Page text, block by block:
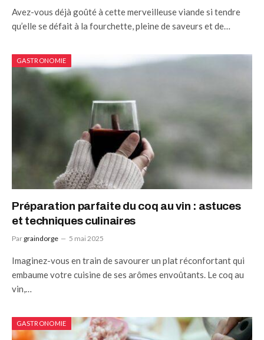
Avez-vous déjà goûté à cette merveilleuse viande si tendre
qu’elle se défait à la fourchette, pleine de saveurs et de…
GASTRONOMIE
Préparation parfaite du coq au vin : astuces
et techniques culinaires
Par graindorge 5 mai 2025
Imaginez-vous en train de savourer un plat réconfortant qui
embaume votre cuisine de ses arômes envoûtants. Le coq au
vin,…
GASTRONOMIE